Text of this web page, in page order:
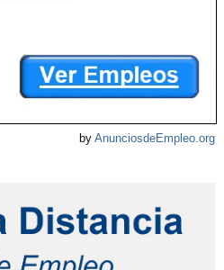
by AnunciosdeEmpleo.org